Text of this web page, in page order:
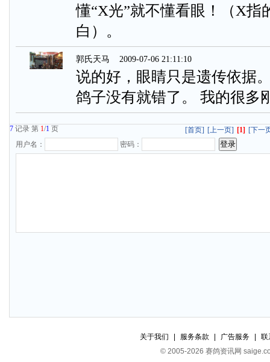
懂“X光”就不懂看眼！（X指
白）。
郭氏天马 2009-07-06 21:11:10
说的好，眼睛只是遗传依据
鸽子没有就错了。 我的很多
7 记录 第 1/1 页 [首页] [上一页] [1] [下一
用户名：
密码：
关于我们 服务条款 广告服务
联
© 2005-2026 赛鸽资讯网